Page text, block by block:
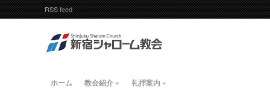
RSS feed
ホーム 教会紹介 » 礼拝案内 »